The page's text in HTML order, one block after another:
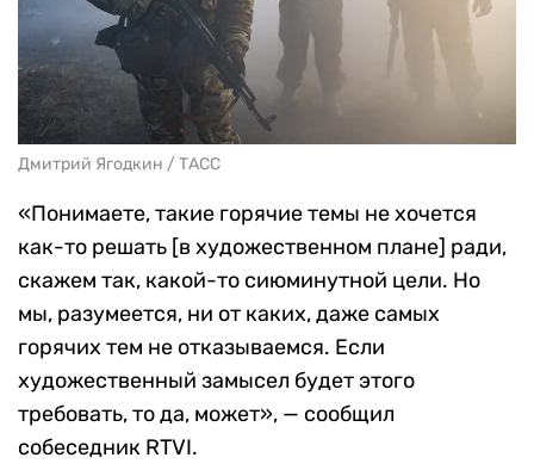
Дмитрий Ягодкин / ТАСС
«Понимаете, такие горячие темы не хочется
как-то решать [в художественном плане] ради,
скажем так, какой-то сиюминутной цели. Но
мы, разумеется, ни от каких, даже самых
горячих тем не отказываемся. Если
художественный замысел будет этого
требовать, то да, может», — сообщил
собеседник RTVI.